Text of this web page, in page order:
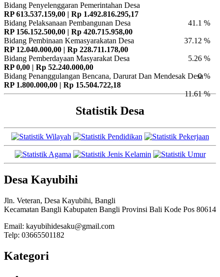
Bidang Penyelenggaran Pemerintahan Desa
RP 613.537.159,00 | Rp 1.492.816.295,17
41.1 %
Bidang Pelaksanaan Pembangunan Desa
RP 156.152.500,00 | Rp 420.715.958,00
37.12 %
Bidang Pembinaan Kemasyarakatan Desa
RP 12.040.000,00 | Rp 228.711.178,00
5.26 %
Bidang Pemberdayaan Masyarakat Desa
RP 0,00 | Rp 52.240.000,00
0 %
Bidang Penanggulangan Bencana, Darurat Dan Mendesak Desa
RP 1.800.000,00 | Rp 15.504.722,18
11.61 %
Statistik Desa
Desa Kayubihi
Jln. Veteran, Desa Kayubihi, Bangli
Kecamatan Bangli Kabupaten Bangli Provinsi Bali Kode Pos 80614
Email: kayubihidesaku@gmail.com
Telp: 03665501182
Kategori